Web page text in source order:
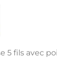
5 fils avec